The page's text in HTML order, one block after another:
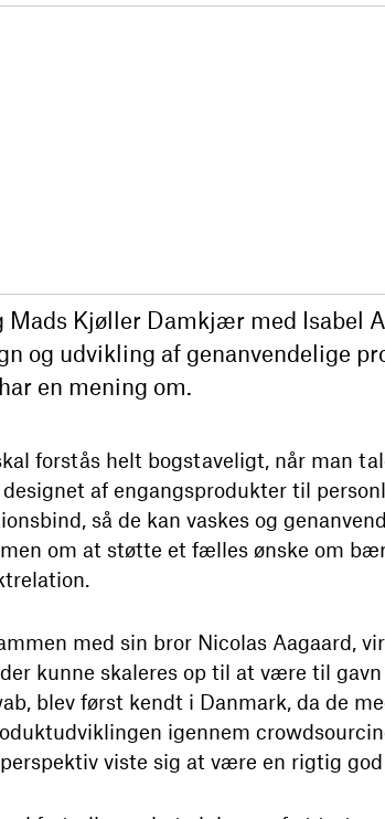
Mads Kjøller Damkjær med Isabel
og udvikling af genanvendelige
en mening om.
forstås helt bogstaveligt, når man
af engangsprodukter til
, så de kan vaskes og
om at støtte et fælles ønske om
med sin bror Nicolas Aagaard,
kunne skaleres op til at være til
blev først kendt i Danmark, da de
igennem
viste sig at være en rigtig